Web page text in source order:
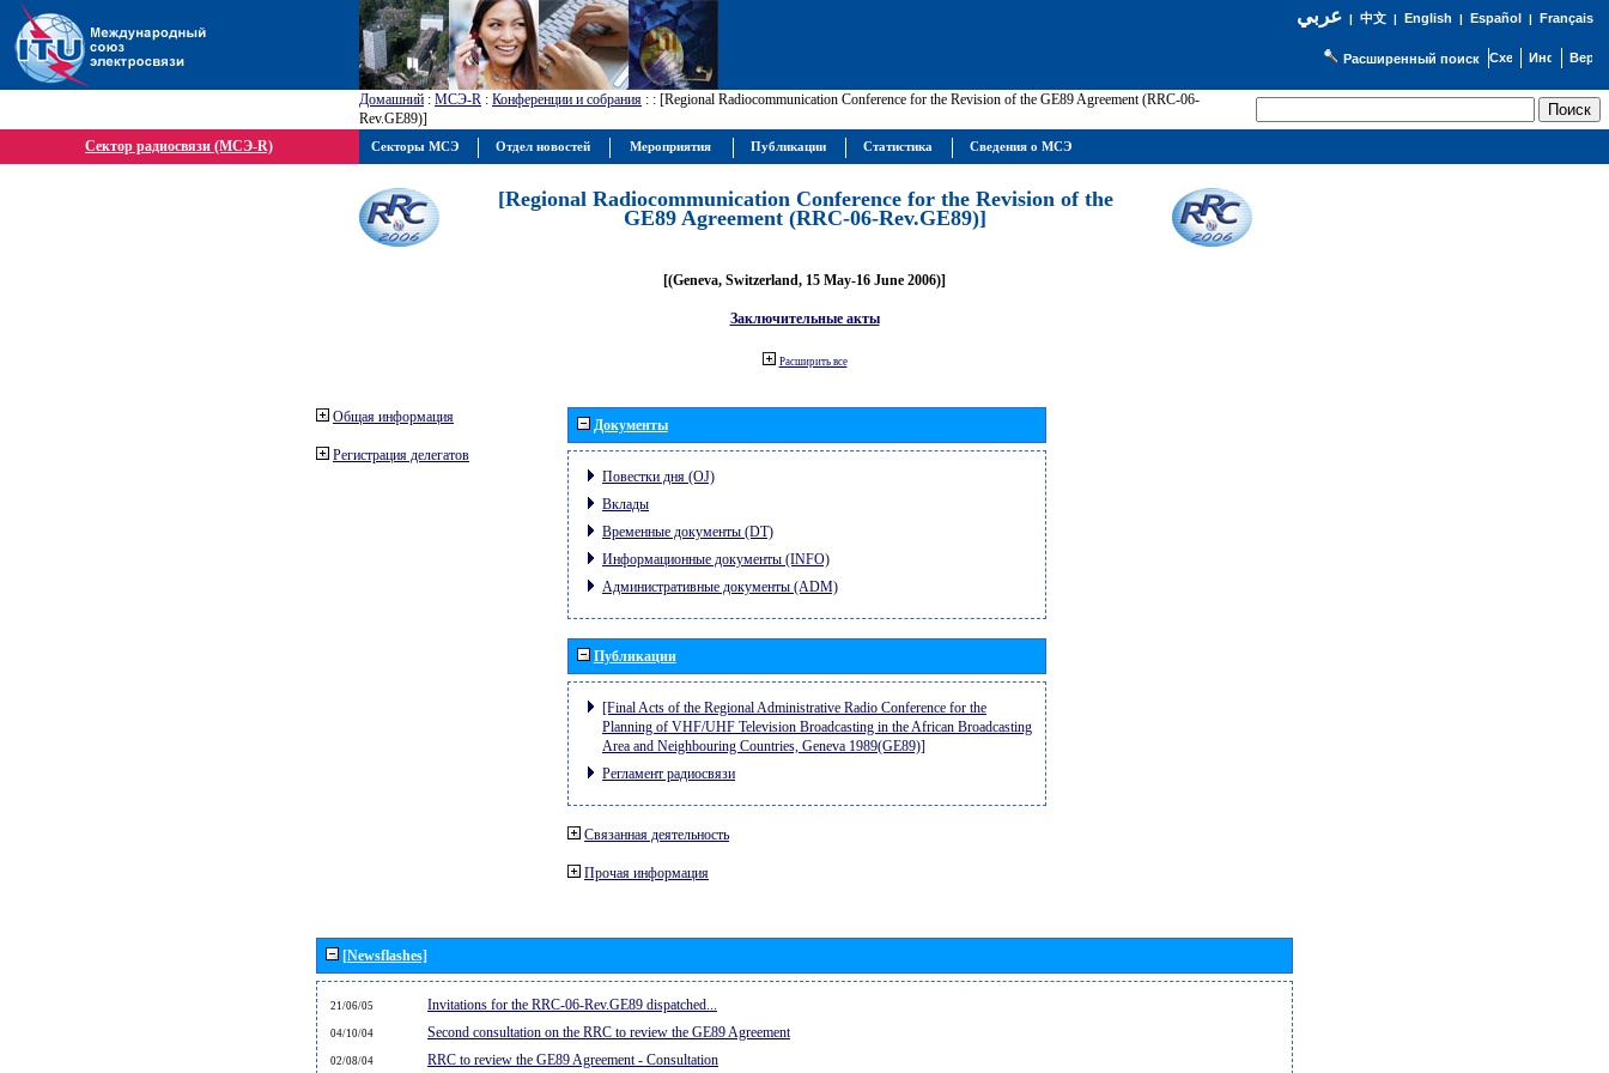
عربي| 中文| English | Español | Français
Расширенный поиск
Домашний : МСЭ-R : Конференции и собрания : : [Regional Radiocommunication Conference for the Revision of the GE89 Agreement (RRC-06-
Rev.GE89)]
Сектор радиосвязи (МСЭ-R)
[Regional Radiocommunication Conference for the Revision of the
GE89 Agreement (RRC-06-Rev.GE89)]
[(Geneva, Switzerland, 15 May-16 June 2006)]
Заключительные акты
Расширить все
Общая информация
Регистрация делегатов
Документы
Повестки дня (OJ)
Вклады
Временные документы (DT)
Информационные документы (INFO)
Административные документы (ADM)
Публикации
[Final Acts of the Regional Administrative Radio Conference for the
Planning of VHF/UHF Television Broadcasting in the African Broadcasting
Area and Neighbouring Countries, Geneva 1989(GE89)]
Регламент радиосвязи
Связанная деятельность
Прочая информация
[Newsflashes]
21/06/05 Invitations for the RRC-06-Rev.GE89 dispatched...
04/10/04 Second consultation on the RRC to review the GE89 Agreement
02/08/04 RRC to review the GE89 Agreement - Consultation
Секторы МСЭ Отдел новостей Мероприятия Публикации Статистика Сведения о МСЭ